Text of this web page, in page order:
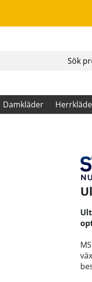
Damkläder